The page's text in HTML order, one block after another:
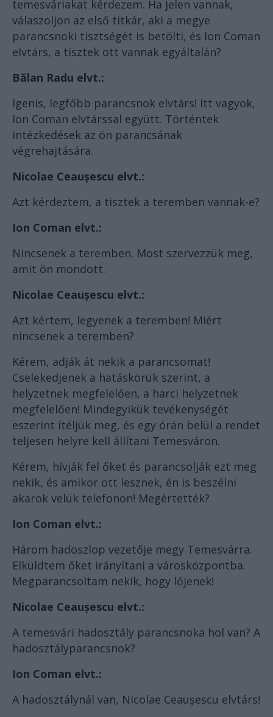
temesváriakat kérdezem. Ha jelen vannak,
válaszoljon az első titkár, aki a megye
parancsnoki tisztségét is betölti, és Ion Coman
elvtárs, a tisztek ott vannak egyáltalán?
Bălan Radu elvt.:
Igenis, legfőbb parancsnok elvtárs! Itt vagyok,
Ion Coman elvtárssal együtt. Történtek
intézkedések az ön parancsának
végrehajtására.
Nicolae Ceaușescu elvt.:
Azt kérdeztem, a tisztek a teremben vannak-e?
Ion Coman elvt.:
Nincsenek a teremben. Most szervezzük meg,
amit ön mondott.
Nicolae Ceaușescu elvt.:
Azt kértem, legyenek a teremben! Miért
nincsenek a teremben?
Kérem, adják át nekik a parancsomat!
Cselekedjenek a hatáskörük szerint, a
helyzetnek megfelelően, a harci helyzetnek
megfelelően! Mindegyikük tevékenységét
eszerint ítéljük meg, és egy órán belül a rendet
teljesen helyre kell állítani Temesváron.
Kérem, hívják fel őket és parancsolják ezt meg
nekik, és amikor ott lesznek, én is beszélni
akarok velük telefonon! Megértették?
Ion Coman elvt.:
Három hadoszlop vezetője megy Temesvárra.
Elküldtem őket irányítani a városközpontba.
Megparancsoltam nekik, hogy lőjenek!
Nicolae Ceaușescu elvt.:
A temesvári hadosztály parancsnoka hol van? A
hadosztályparancsnok?
Ion Coman elvt.:
A hadosztálynál van, Nicolae Ceaușescu elvtárs!